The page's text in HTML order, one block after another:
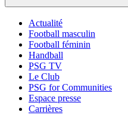
Actualité
Football masculin
Football féminin
Handball
PSG TV
Le Club
PSG for Communities
Espace presse
Carrières